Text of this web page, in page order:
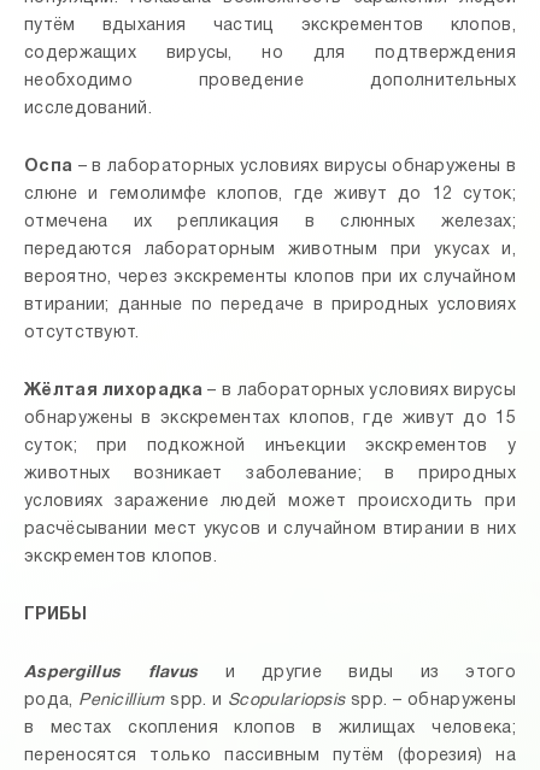
путём вдыхания частиц экскрементов клопов,
содержащих вирусы, но для подтверждения
необходимо проведение дополнительных
исследований.
Оспа – в лабораторных условиях вирусы обнаружены в
слюне и гемолимфе клопов, где живут до 12 суток;
отмечена их репликация в слюнных железах;
передаются лабораторным животным при укусах и,
вероятно, через экскременты клопов при их случайном
втирании; данные по передаче в природных условиях
отсутствуют.
Жёлтая лихорадка – в лабораторных условиях вирусы
обнаружены в экскрементах клопов, где живут до 15
суток; при подкожной инъекции экскрементов у
животных возникает заболевание; в природных
условиях заражение людей может происходить при
расчёсывании мест укусов и случайном втирании в них
экскрементов клопов.
ГРИБЫ
Aspergillus flavus и другие виды из этого
рода, Penicilliumspp. и Scopulariopsisspp. – обнаружены
в местах скопления клопов в жилищах человека;
переносятся только пассивным путём (форезия) на